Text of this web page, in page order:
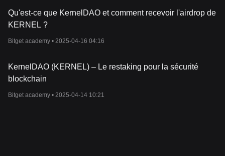
Qu'est-ce que KernelDAO et comment recevoir l'airdrop de
KERNEL ?
Bitget academy • 2025-04-16 04:16
KernelDAO (KERNEL) – Le restaking pour la sécurité
blockchain
Bitget academy • 2025-04-14 10:21